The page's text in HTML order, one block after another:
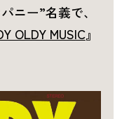
ニー”名義で、
OLDY MUSIC』